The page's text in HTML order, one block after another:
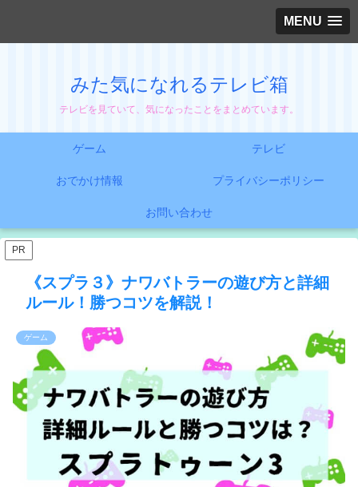
MENU
みた気になれるテレビ箱
テレビを見ていて、気になったことをまとめています。
ゲーム テレビ
おでかけ情報 プライバシーポリシー
お問い合わせ
PR
《スプラ３》ナワバトラーの遊び方と詳細
ルール！勝つコツを解説！
ゲーム